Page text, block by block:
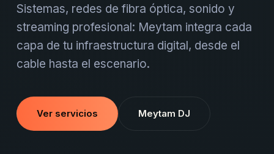
Sistemas, redes de fibra óptica, sonido y
streaming profesional: Meytam integra cada
capa de tu infraestructura digital, desde el
cable hasta el escenario.
Ver servicios Meytam DJ